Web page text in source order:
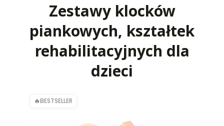
Zestawy klocków
piankowych, kształtek
rehabilitacyjnych dla
dzieci
BESTSELLER